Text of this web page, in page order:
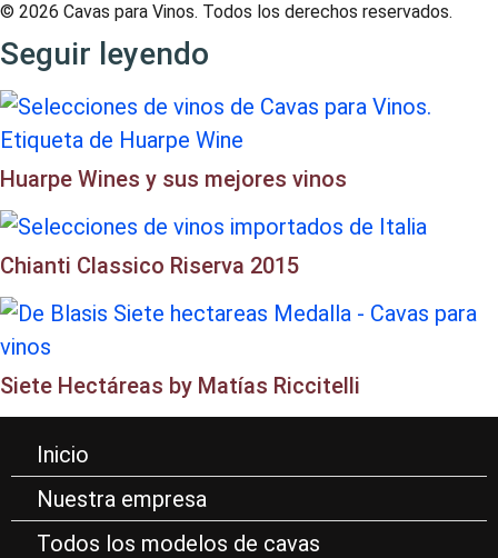
© 2026 Cavas para Vinos. Todos los derechos reservados.
Seguir leyendo
Huarpe Wines y sus mejores vinos
Chianti Classico Riserva 2015​
Siete Hectáreas by Matías Riccitelli
Inicio
Nuestra empresa
Todos los modelos de cavas